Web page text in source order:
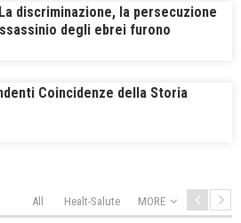
discriminazione, la persecuzione
degli ebrei furono
il bene della salute della
Coincidenze della Storia
All Healt-Salute MORE